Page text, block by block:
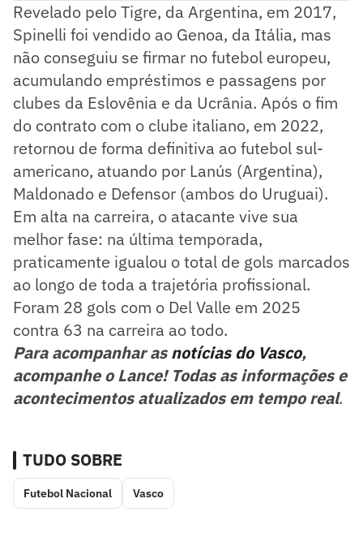
Revelado pelo Tigre, da Argentina, em 2017,
Spinelli foi vendido ao Genoa, da Itália, mas
não conseguiu se firmar no futebol europeu,
acumulando empréstimos e passagens por
clubes da Eslovênia e da Ucrânia. Após o fim
do contrato com o clube italiano, em 2022,
retornou de forma definitiva ao futebol sul-
americano, atuando por Lanús (Argentina),
Maldonado e Defensor (ambos do Uruguai).
Em alta na carreira, o atacante vive sua
melhor fase: na última temporada,
praticamente igualou o total de gols marcados
ao longo de toda a trajetória profissional.
Foram 28 gols com o Del Valle em 2025
contra 63 na carreira ao todo.
Para acompanhar asnotícias do Vasco,
acompanhe o Lance! Todas as informações e
acontecimentos atualizados em tempo real.
TUDO SOBRE
Futebol Nacional Vasco